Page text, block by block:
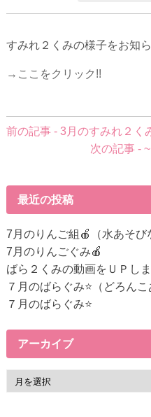
すみれ２くみの様子をお知
→ここをクリック!!
前
へ
の
リ
ン
ク
前の記事 - 3月のすみれ２く
次の記事 -
最近の投稿
7月のりんご組🍎（水あそび
7月のりんごぐみ🍎
ばら２くみの動画をＵＰしま
７月のばらぐみ⭐（どろんこ
７月のばらぐみ⭐
アーカイブ
ー